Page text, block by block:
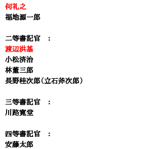
何礼之
福地源一郎
二等書記官 ：
渡辺洪基
小松済治
林董三郎
長野桂次郎（立石斧次郎）
三等書記官 ：
川路寛堂
四等書記官 ：
安藤太郎